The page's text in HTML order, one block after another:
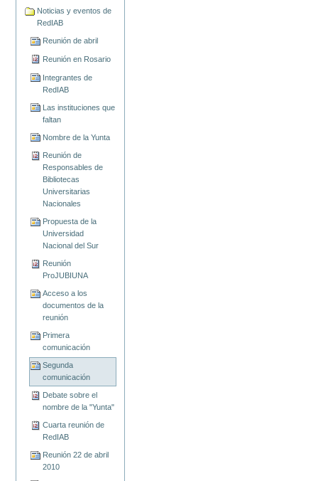
Noticias y eventos de
RedIAB
Reunión de abril
Reunión en Rosario
Integrantes de
RedIAB
Las instituciones que
faltan
Nombre de la Yunta
Reunión de
Responsables de
Bibliotecas
Universitarias
Nacionales
Propuesta de la
Universidad
Nacional del Sur
Reunión
ProJUBIUNA
Acceso a los
documentos de la
reunión
Primera
comunicación
Segunda
comunicación
Debate sobre el
nombre de la "Yunta"
Cuarta reunión de
RedIAB
Reunión 22 de abril
2010